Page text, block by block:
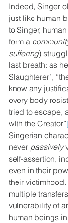
Indeed, Singer
just like human
to Singer,
form a
suffering)
last breath: as
Slaughterer”,
know any
every body
tried to escape,
with the Creator”
Singerian
never passively
self-assertion,
even in their
their
multiple
vulnerability of
human beings